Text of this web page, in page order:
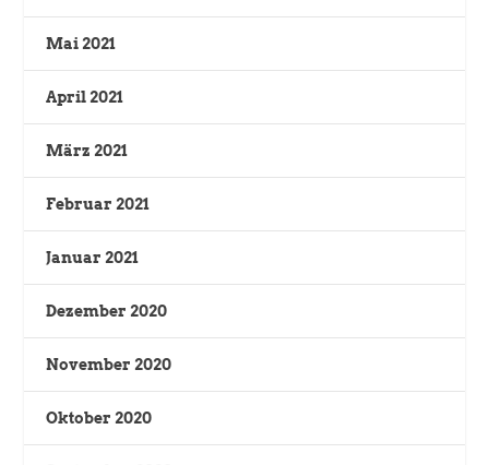
Mai 2021
April 2021
März 2021
Februar 2021
Januar 2021
Dezember 2020
November 2020
Oktober 2020